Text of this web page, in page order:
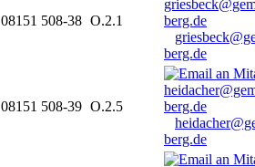
08151 508-38 O.2.1
berg.de
08151 508-39 O.2.5
berg.de